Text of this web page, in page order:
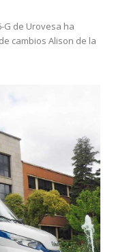
G de Urovesa ha
cambios Alison de la